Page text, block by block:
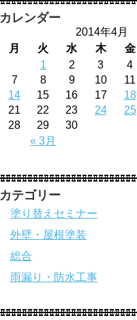
カレンダー
2014年4月
月
火 水 木 金
« 3月
1 2 3 4
7
8 9 10 11
14
15 16 17 18
21
22 23 24 25
28
29 30
カテゴリー
塗り替えセミナー
外壁・屋根塗装
総合
雨漏り・防水工事